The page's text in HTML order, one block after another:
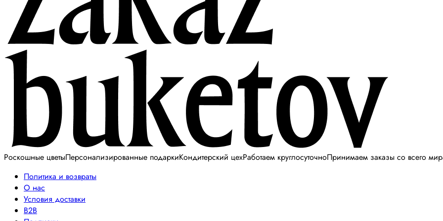
Роскошные цветыПерсонализированные подаркиКондитерский цехРаботаем круглосуточноПринимаем заказы со всего
Политика и возвраты
О нас
Условия доставки
B2B